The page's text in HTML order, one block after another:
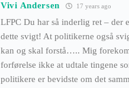
Vivi Andersen 17 years ago
LFPC Du har så inderlig ret – der
dette svigt! At politikerne også
kan og skal forstå….. Mig
forførelse ikke at udtale tingene
politikere er bevidste om det